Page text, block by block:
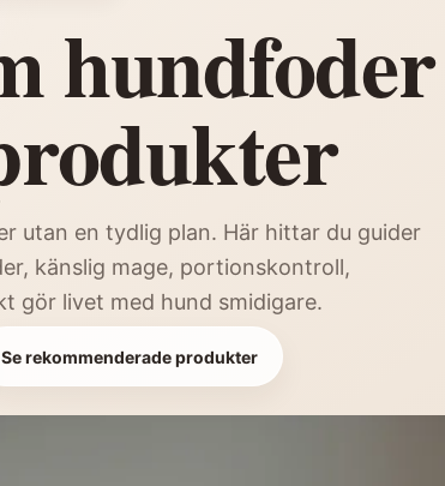
utan en tydlig plan. Här hittar du guider
känslig mage, portionskontroll,
gör livet med hund smidigare.
Se rekommenderade produkter